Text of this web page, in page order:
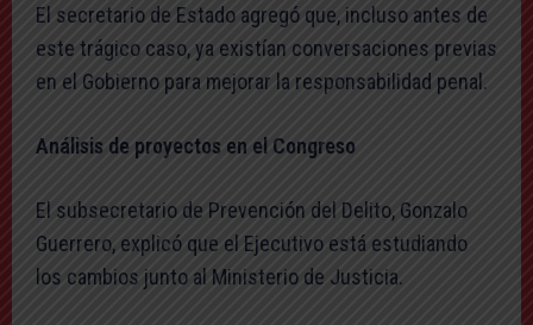
El secretario de Estado agregó que, incluso antes de
este trágico caso, ya existían conversaciones previas
en el Gobierno para mejorar la responsabilidad penal.
Análisis de proyectos en el Congreso
El subsecretario de Prevención del Delito, Gonzalo
Guerrero, explicó que el Ejecutivo está estudiando
los cambios junto al Ministerio de Justicia.